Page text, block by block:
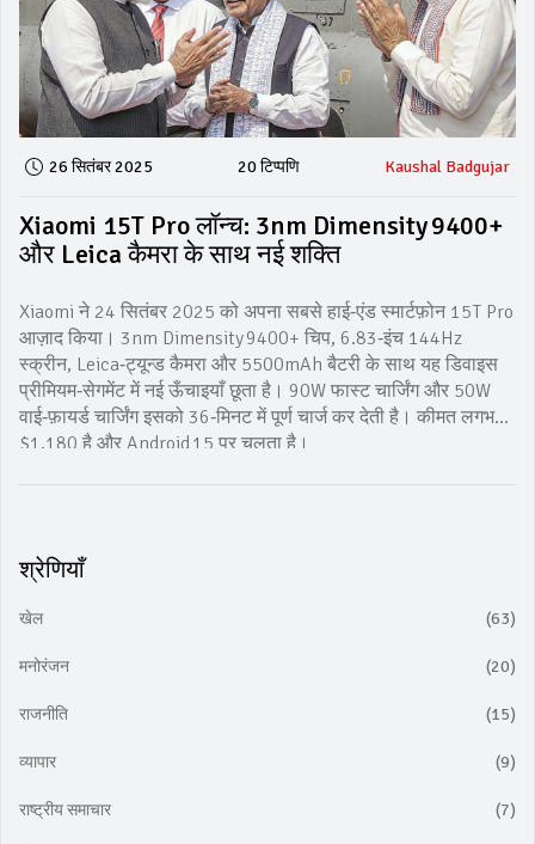
26 सितंबर 2025 20 टिप्पणि Kaushal Badgujar
Xiaomi 15T Pro लॉन्च: 3nm Dimensity 9400+
और Leica कैमरा के साथ नई शक्ति
Xiaomi ने 24 सितंबर 2025 को अपना सबसे हाई‑एंड स्मार्टफ़ोन 15T Pro
आज़ाद किया। 3nm Dimensity 9400+ चिप, 6.83‑इंच 144Hz
स्क्रीन, Leica‑ट्यून्ड कैमरा और 5500mAh बैटरी के साथ यह डिवाइस
प्रीमियम‑सेगमेंट में नई ऊँचाइयाँ छूता है। 90W फास्‍ट चार्जिंग और 50W
वाई‑फ़ायर्ड चार्जिंग इसको 36‑मिनट में पूर्ण चार्ज कर देती है। कीमत लगभग
$1,180 है और Android 15 पर चलता है।
श्रेणियाँ
खेल (63)
मनोरंजन (20)
राजनीति (15)
व्यापार (9)
राष्ट्रीय समाचार (7)